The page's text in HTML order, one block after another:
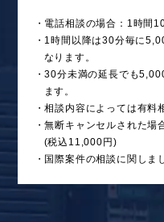
・電話相談の場合：1時間
・1時間以降は30分毎に
なります。
・30分未満の延長でも
ます。
・相談内容によっては有料
・無断キャンセルされた
(税込11,000円)
・国際案件の相談に関しま